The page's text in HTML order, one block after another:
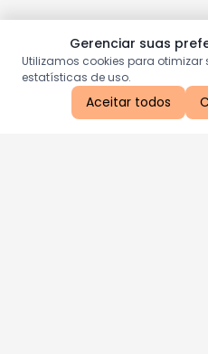
Gerenciar suas
Utilizamos cookies para otimizar
estatísticas de uso.
Aceitar todos